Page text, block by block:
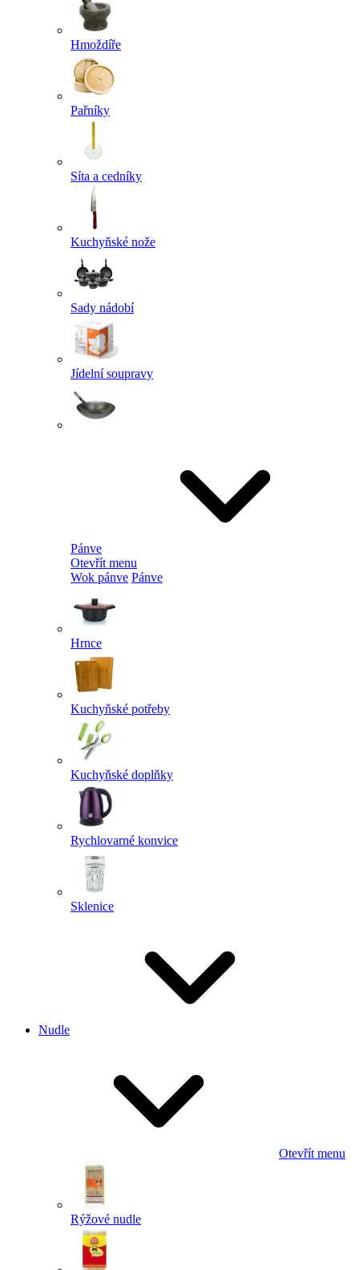
Hmoždíře
Pařníky
Síta a cedníky
Kuchyňské nože
Sady nádobí
Jídelní soupravy
Pánve
Otevřít menu
Wok pánve Pánve
Hrnce
Kuchyňské potřeby
Kuchyňské doplňky
Rychlovarné konvice
Sklenice
Nudle
Otevřít menu
Rýžové nudle